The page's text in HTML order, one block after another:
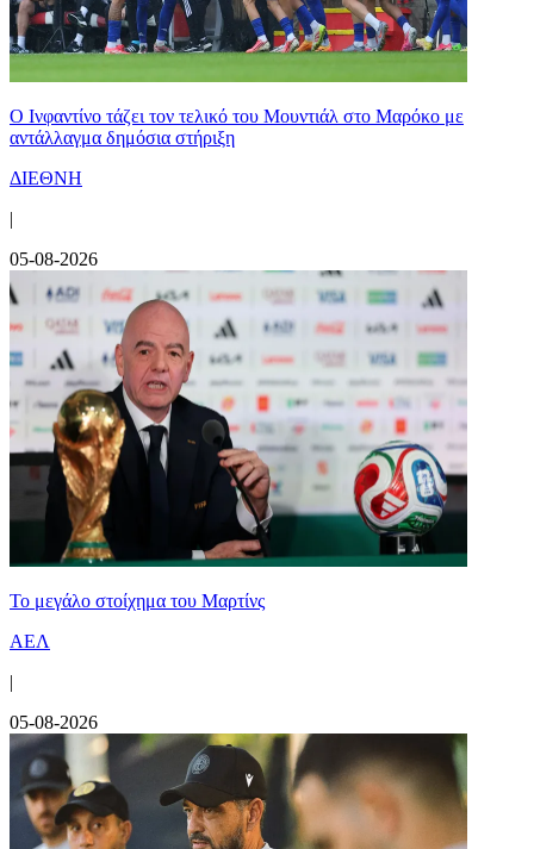
Ο Ινφαντίνο τάζει τον τελικό του Μουντιάλ στο Μαρόκο με
αντάλλαγμα δημόσια στήριξη
ΔΙΕΘΝΗ
|
05-08-2026
Το μεγάλο στοίχημα του Μαρτίνς
ΑΕΛ
|
05-08-2026